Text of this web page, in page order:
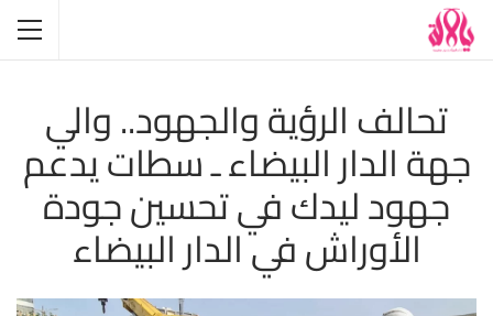
تحالف الرؤية والجهود.. والي
جهة الدار البيضاء ـ سطات يدعم
جهود ليدك في تحسين جودة
الأوراش في الدار البيضاء